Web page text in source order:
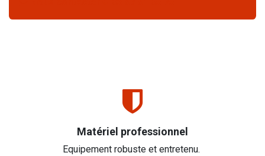
Matériel professionnel
Equipement robuste et entretenu.